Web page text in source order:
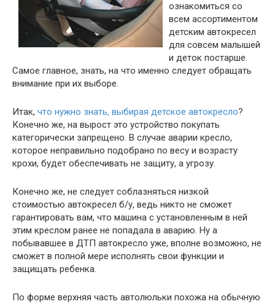
ознакомиться со
всем ассортиментом
детским автокресел
для совсем малышей
и деток постарше.
Самое главное, знать, на что именно следует обращать
внимание при их выборе.
Итак, что нужно знать, выбирая детское автокресло?
Конечно же, на вырост это устройство покупать
категорически запрещено. В случае аварии кресло,
которое неправильно подобрано по весу и возрасту
крохи, будет обеспечивать не защиту, а угрозу.
Конечно же, не следует соблазняться низкой
стоимостью автокресел б/у, ведь никто не сможет
гарантировать вам, что машина с установленным в ней
этим креслом ранее не попадала в аварию. Ну а
побывавшее в ДТП автокресло уже, вполне возможно, не
сможет в полной мере исполнять свои функции и
защищать ребенка.
По форме верхняя часть автолюльки похожа на обычную